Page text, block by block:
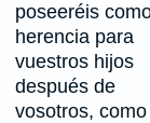
poseeréis
herencia para
vuestros hijos
después de
vosotros, como